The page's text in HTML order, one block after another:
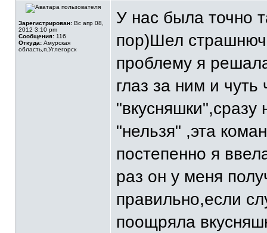
Зарегистрирован: Вс апр 08,
2012 3:10 pm
Сообщения: 116
Откуда: Амурская
область,п.Углегорск
У нас была точно
пор)Шел
проблему я
глаз за ним и чуть
"вкусняшки",сразу
"нельзя" ,эта
постепенно я
раз он у меня
правильно,если
поощряла